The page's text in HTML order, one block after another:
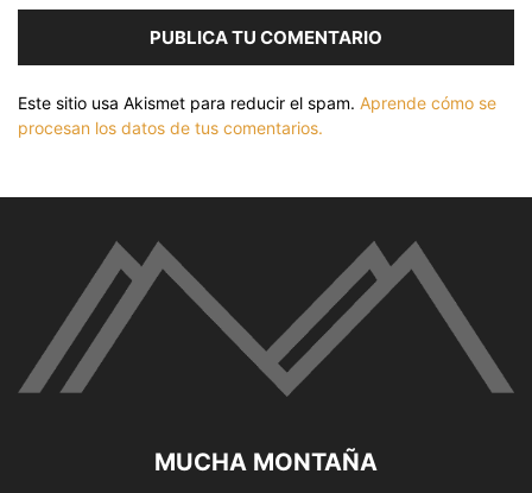
Este sitio usa Akismet para reducir el spam. Aprende cómo se
procesan los datos de tus comentarios.
MUCHA MONTAÑA